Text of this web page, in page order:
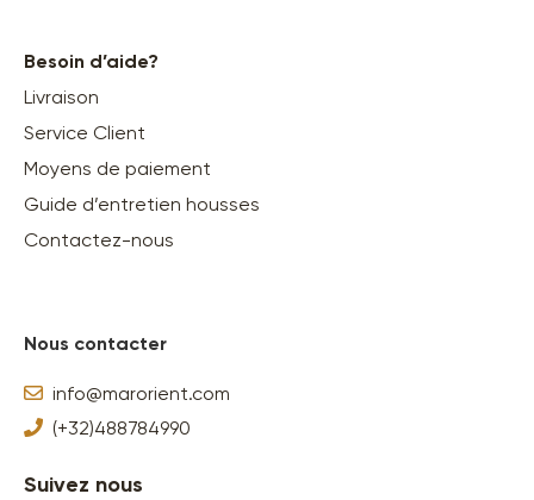
Besoin d’aide?
Livraison
Service Client
Moyens de paiement
Guide d’entretien housses
Contactez-nous
Nous contacter
info@marorient.com
(+32)488784990
Suivez nous